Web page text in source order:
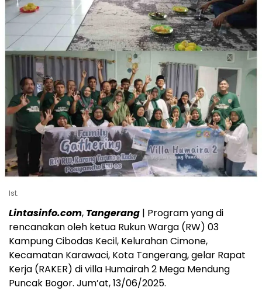
Ist.
Lintasinfo.com, Tangerang | Program yang di
rencanakan oleh ketua Rukun Warga (RW) 03
Kampung Cibodas Kecil, Kelurahan Cimone,
Kecamatan Karawaci, Kota Tangerang, gelar Rapat
Kerja (RAKER) di villa Humairah 2 Mega Mendung
Puncak Bogor. Jum’at, 13/06/2025.